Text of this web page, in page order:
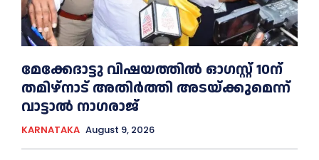
മേക്കേദാട്ടു വിഷയത്തിൽ ഓഗസ്റ്റ് 10ന്
തമിഴ്നാട് അതിർത്തി അടയ്ക്കുമെന്ന്
വാട്ടാൽ നാഗരാജ്
KARNATAKA August 9, 2026